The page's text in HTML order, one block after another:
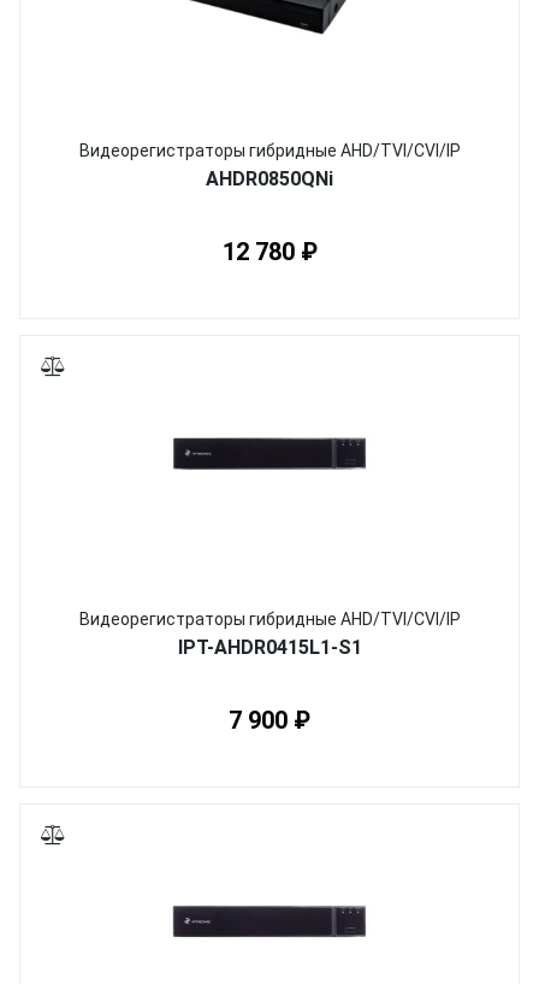
Видеорегистраторы гибридные AHD/TVI/CVI/IP
AHDR0850QNi
12 780 ₽
Видеорегистраторы гибридные AHD/TVI/CVI/IP
IPT-AHDR0415L1-S1
7 900 ₽